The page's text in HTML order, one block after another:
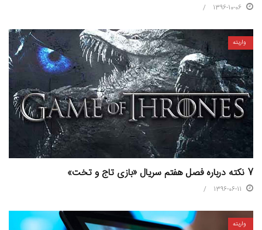
1396-10-06
واریته
7 نکته درباره فصل هفتم سریال «بازی تاج و تخت»
1396-06-11
واریته